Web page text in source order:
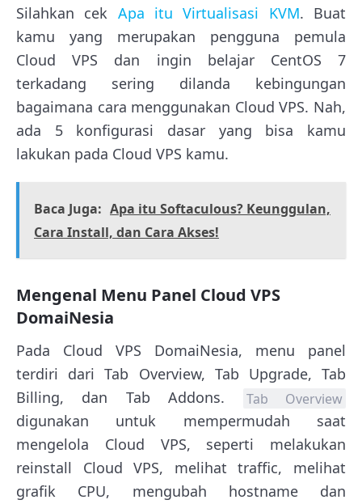
Silahkan cek Apa itu Virtualisasi KVM. Buat
kamu yang merupakan pengguna pemula
Cloud VPS dan ingin belajar CentOS 7
terkadang sering dilanda kebingungan
bagaimana cara menggunakan Cloud VPS. Nah,
ada 5 konfigurasi dasar yang bisa kamu
lakukan pada Cloud VPS kamu.
Baca Juga: Apa itu Softaculous? Keunggulan,
Cara Install, dan Cara Akses!
Mengenal Menu Panel Cloud VPS
DomaiNesia
Pada Cloud VPS DomaiNesia, menu panel
terdiri dari Tab Overview, Tab Upgrade, Tab
Billing, dan Tab Addons.
Tab Overview
digunakan untuk mempermudah saat
mengelola Cloud VPS, seperti melakukan
reinstall Cloud VPS, melihat traffic, melihat
grafik CPU, mengubah hostname dan